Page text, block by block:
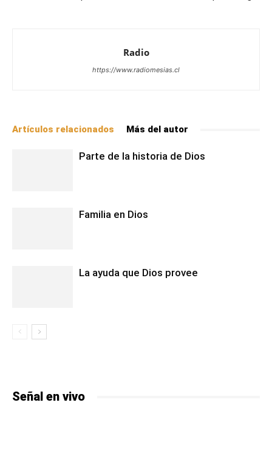
Radio
https://www.radiomesias.cl
Artículos relacionados Más del autor
Parte de la historia de Dios
Familia en Dios
La ayuda que Dios provee
Señal en vivo